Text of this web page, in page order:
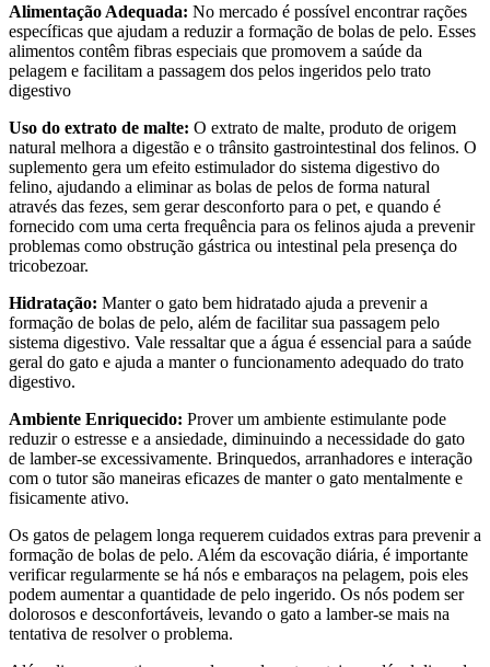
Alimentação Adequada: No mercado é possível encontrar rações
específicas que ajudam a reduzir a formação de bolas de pelo. Esses
alimentos contêm fibras especiais que promovem a saúde da
pelagem e facilitam a passagem dos pelos ingeridos pelo trato
digestivo
Uso do extrato de malte: O extrato de malte, produto de origem
natural melhora a digestão e o trânsito gastrointestinal dos felinos. O
suplemento gera um efeito estimulador do sistema digestivo do
felino, ajudando a eliminar as bolas de pelos de forma natural
através das fezes, sem gerar desconforto para o pet, e quando é
fornecido com uma certa frequência para os felinos ajuda a prevenir
problemas como obstrução gástrica ou intestinal pela presença do
tricobezoar.
Hidratação: Manter o gato bem hidratado ajuda a prevenir a
formação de bolas de pelo, além de facilitar sua passagem pelo
sistema digestivo. Vale ressaltar que a água é essencial para a saúde
geral do gato e ajuda a manter o funcionamento adequado do trato
digestivo.
Ambiente Enriquecido: Prover um ambiente estimulante pode
reduzir o estresse e a ansiedade, diminuindo a necessidade do gato
de lamber-se excessivamente. Brinquedos, arranhadores e interação
com o tutor são maneiras eficazes de manter o gato mentalmente e
fisicamente ativo.
Os gatos de pelagem longa requerem cuidados extras para prevenir a
formação de bolas de pelo. Além da escovação diária, é importante
verificar regularmente se há nós e embaraços na pelagem, pois eles
podem aumentar a quantidade de pelo ingerido. Os nós podem ser
dolorosos e desconfortáveis, levando o gato a lamber-se mais na
tentativa de resolver o problema.